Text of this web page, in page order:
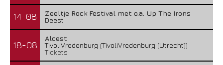
14-08
Zeeltje Rock Festival met o.a. Up The Irons
Deest
18-08
Alcest
TivoliVredenburg (TivoliVredenburg (Utrecht))
Tickets